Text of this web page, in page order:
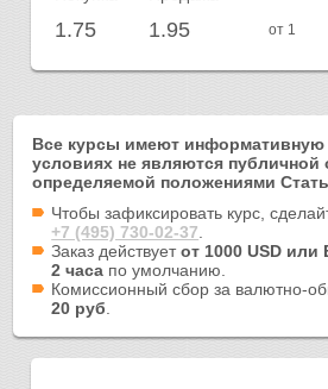
1.75 1.95 от 1
Все курсы имеют информативную
условиях не являются публичной
определяемой положениями
Чтобы зафиксировать курс,
+7 (495) 730-02-37
Заказ действуетот 1000 USD или
2 часа по умолчанию.
Комиссионный сбор за валютно-
20 руб